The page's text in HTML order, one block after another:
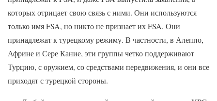
которых отрицает свою связь с ними. Они используются
только имя FSA, но никто не признает их FSA. Они
принадлежат к турецкому режиму. В частности, в Алеппо,
Африне и Сере Кание, эти группы четко поддерживают
Турцию, с оружием, со средствами передвижения, и они все
приходят с турецкой стороны.